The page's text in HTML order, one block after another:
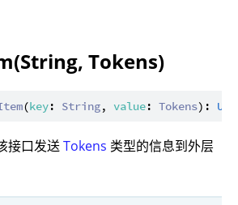
Tokens)
(key: String, value: Tokens):
接口发送Tokens 类型的信息到外层